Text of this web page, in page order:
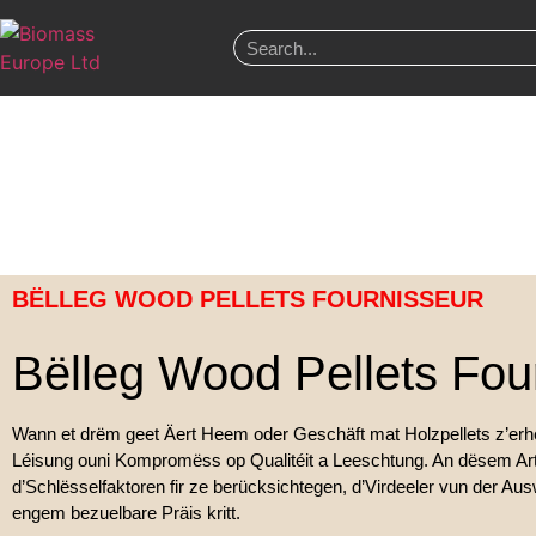
BËLLEG WOOD PELLETS FOURNISSEUR
Bëlleg Wood Pellets
Wann et drëm geet Äert Heem oder Geschäft mat Holzpellets
Léisung ouni Kompromëss op Qualitéit a Leeschtung. An dësem
d’Schlësselfaktoren fir ze berücksichtegen, d’Virdeeler vun der
engem bezuelbare Präis kritt.